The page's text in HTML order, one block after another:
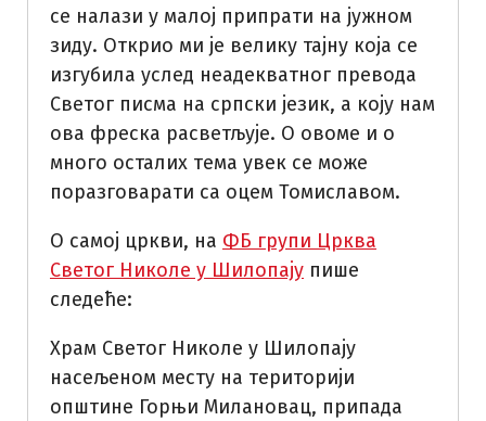
се налази у малој припрати на јужном
зиду. Открио ми је велику тајну која се
изгубила услед неадекватног превода
Светог писма на српски језик, а коју нам
ова фреска расветљује. О овоме и о
много осталих тема увек се може
поразговарати са оцем Томиславом.
О самој цркви, на ФБ групи Црква
Светог Николе у Шилопају пише
следеће:
Храм Светог Николе у Шилопају
насељеном месту на територији
општине Горњи Милановац, припада